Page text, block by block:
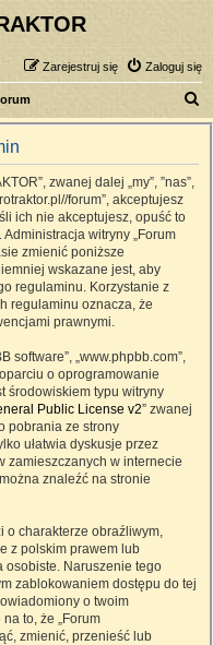
Zaloguj się
Zarejestruj się
z
zwanej dalej „my”, ”nas”,
forum”, akceptujesz
ich nie akceptujesz, opuść to
witryny „Forum
zmienić poniższe
wskazane jest, aby
regulaminu. Korzystanie z
regulaminu oznacza, że
prawnymi.
software”, „www.phpbb.com”,
oparciu o oprogramowanie
środowiskiem typu witryny
Public License v2” zwanej
pobrania ze strony
ułatwia dyskusje przez
zamieszczanych w internecie
znaleźć na stronie
o charakterze obraźliwym,
z polskim prawem lub
osobiste. Naruszenie tego
zablokowaniem dostępu do tej
o twoim
to, że „Forum
zmienić, przenieść lub